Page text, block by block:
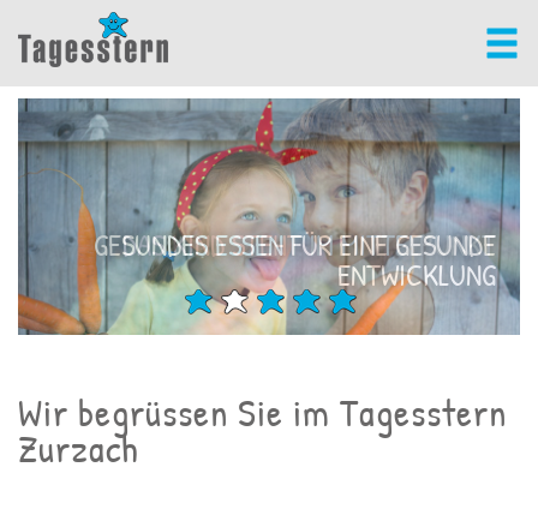
DAS KIND STEHT IM MITTELPUNKT
GESUNDES ESSEN FÜR EINE GESUNDE
ENTWICKLUNG
Wir begrüssen Sie im Tagesstern
Zurzach